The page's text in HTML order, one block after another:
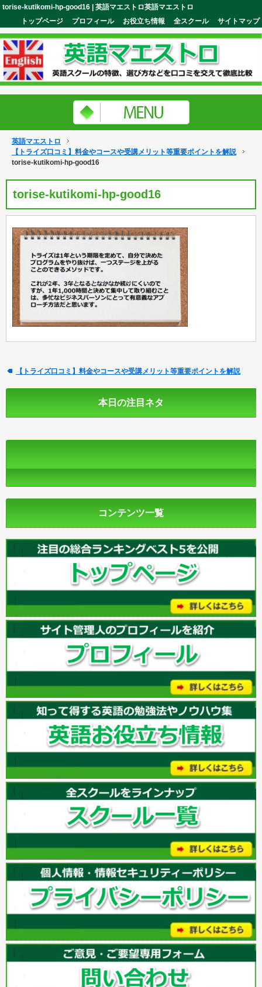
torise-kutikomi-hp-good16 | 英語マエストロ英語マエストロ
サイトマップ
全スクール
お役立ち情報
プロフィール
トップページ
英語マエストロ
【トライズ口コミ】料金やコースや受講メリット等重要ポイントを解説
torise-kutikomi-hp-good16
torise-kutikomi-hp-good16
【トライズ口コミ】料金やコースや受講メリット等重要ポイントを解説
本日の注目ネタ
コンテンツ一覧